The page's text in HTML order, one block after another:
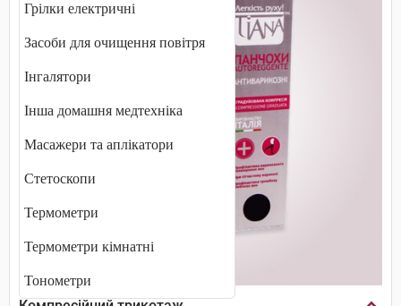
Грілки електричні
Засоби для очищення повітря
Інгалятори
Інша домашня медтехніка
Масажери та аплікатори
Стетоскопи
Термометри
Термометри кімнатні
Тонометри